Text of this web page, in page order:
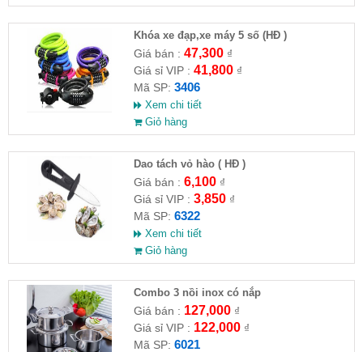
Khóa xe đạp,xe máy 5 số (HĐ )
Giá bán : 47,300₫
Giá sỉ VIP : 41,800₫
Mã SP: 3406
Xem chi tiết
Giỏ hàng
Dao tách vỏ hào ( HĐ )
Giá bán : 6,100₫
Giá sỉ VIP : 3,850₫
Mã SP: 6322
Xem chi tiết
Giỏ hàng
Combo 3 nồi inox có nắp
Giá bán : 127,000₫
Giá sỉ VIP : 122,000₫
Mã SP: 6021